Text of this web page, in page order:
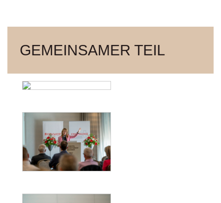
GEMEINSAMER TEIL